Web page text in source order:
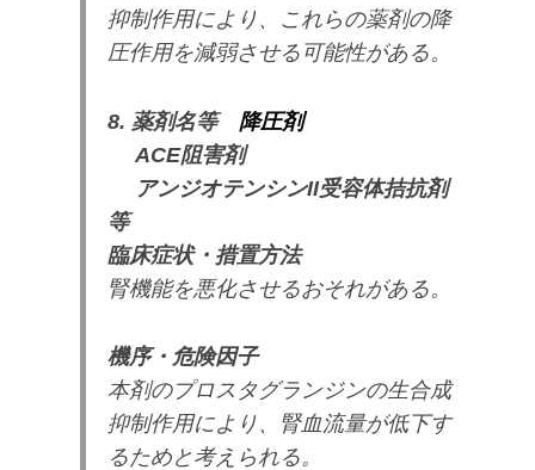
抑制作用により、これらの薬剤の降
圧作用を減弱させる可能性がある。
8. 薬剤名等 降圧剤
ACE阻害剤
アンジオテンシンII受容体拮抗剤
等
臨床症状・措置方法
腎機能を悪化させるおそれがある。
機序・危険因子
本剤のプロスタグランジンの生合成
抑制作用により、腎血流量が低下す
るためと考えられる。